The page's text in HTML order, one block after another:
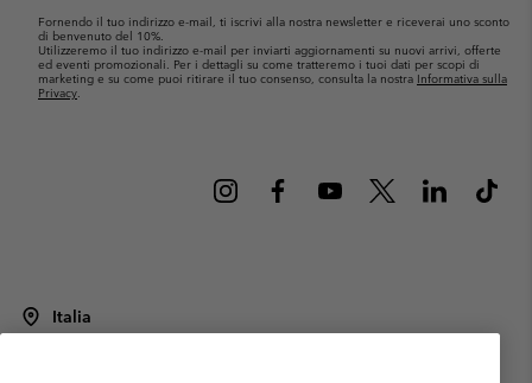
Fornendo il tuo indirizzo e-mail, ti iscrivi alla nostra newsletter e riceverai uno sconto
di benvenuto del 10%.
Utilizzeremo il tuo indirizzo e-mail per inviarti aggiornamenti su nuovi arrivi, offerte
ed eventi promozionali. Per i dettagli su come tratteremo i tuoi dati per scopi di
marketing e su come puoi ritirare il tuo consenso, consulta la nostra Informativa sulla
Privacy.
Italia